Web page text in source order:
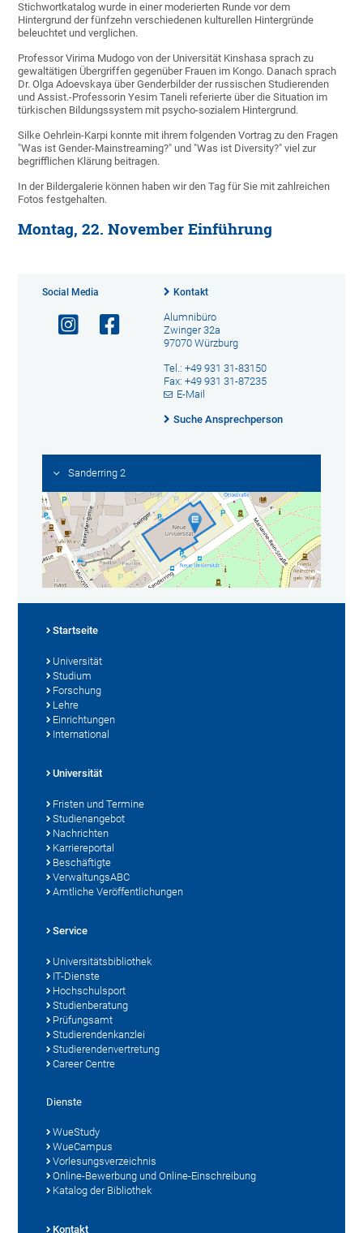
Stichwortkatalog wurde in einer moderierten Runde vor dem
Hintergrund der fünfzehn verschiedenen kulturellen Hintergründe
beleuchtet und verglichen.
Professor Virima Mudogo von der Universität Kinshasa sprach zu
gewaltätigen Übergriffen gegenüber Frauen im Kongo. Danach sprach
Dr. Olga Adoevskaya über Genderbilder der russischen Studierenden
und Assist.-Professorin Yesim Taneli referierte über die Situation im
türkischen Bildungssystem mit psycho-sozialem Hintergrund.
Silke Oehrlein-Karpi konnte mit ihrem folgenden Vortrag zu den Fragen
"Was ist Gender-Mainstreaming?" und "Was ist Diversity?" viel zur
begrifflichen Klärung beitragen.
In der Bildergalerie können haben wir den Tag für Sie mit zahlreichen
Fotos festgehalten.
Montag, 22. November Einführung
Social Media Kontakt
Alumnibüro
Zwinger 32a
97070 Würzburg
Tel.: +49 931 31-83150
Fax: +49 931 31-87235
E-Mail
Suche Ansprechperson
Sanderring 2
Startseite
Universität
Studium
Forschung
Lehre
Einrichtungen
International
Universität
Fristen und Termine
Studienangebot
Nachrichten
Karriereportal
Beschäftigte
VerwaltungsABC
Amtliche Veröffentlichungen
Service
Universitätsbibliothek
IT-Dienste
Hochschulsport
Studienberatung
Prüfungsamt
Studierendenkanzlei
Studierendenvertretung
Career Centre
Dienste
WueStudy
WueCampus
Vorlesungsverzeichnis
Online-Bewerbung und Online-Einschreibung
Katalog der Bibliothek
Kontakt